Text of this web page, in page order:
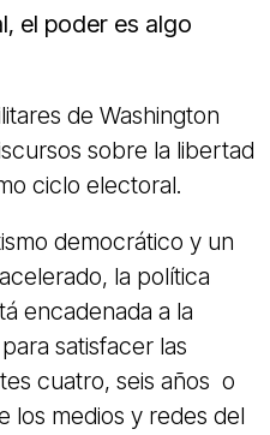
el poder es algo
de Washington
sobre la libertad
ciclo electoral.
democrático y un
la política
encadenada a la
satisfacer las
cuatro, seis años o
los medios y redes del